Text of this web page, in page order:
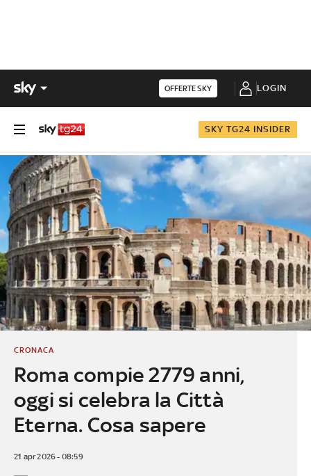
OFFERTE SKY LOGIN
SKY TG24 INSIDER
Roma compie 2779 anni,
oggi si celebra la Città
Eterna. Cosa sapere
CRONACA
21 apr 2026 - 08:59